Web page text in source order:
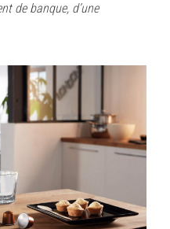
de banque, d’une